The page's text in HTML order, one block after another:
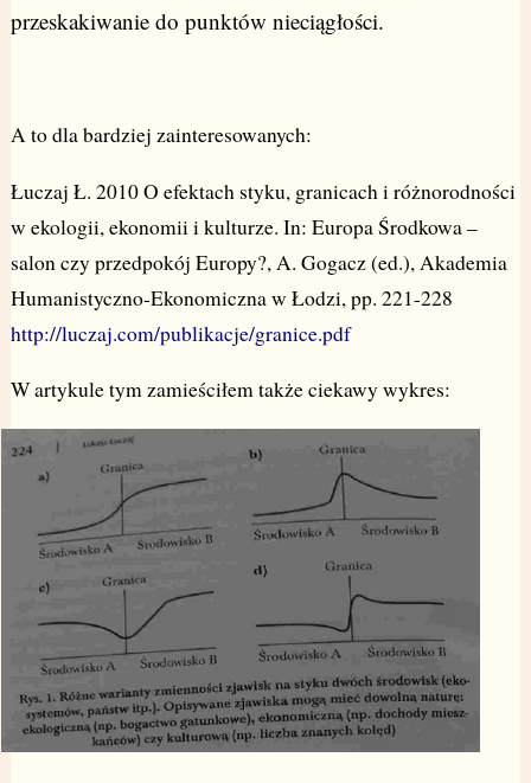
przeskakiwanie do punktów nieciągłości.
A to dla bardziej zainteresowanych:
Łuczaj Ł. 2010 O efektach styku, granicach i różnorodności
w ekologii, ekonomii i kulturze. In: Europa Środkowa –
salon czy przedpokój Europy?, A. Gogacz (ed.), Akademia
Humanistyczno-Ekonomiczna w Łodzi, pp. 221-228
http://luczaj.com/publikacje/granice.pdf
W artykule tym zamieściłem także ciekawy wykres: